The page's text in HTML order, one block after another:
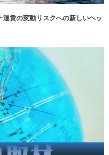
賃の変動リスクへの新しいヘッ